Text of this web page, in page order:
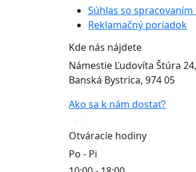
Súhlas so
Reklamačný poriadok
Kde nás nájdete
Námestie Ľudovíta Štúra 24,
Banská Bystrica, 974 05
Ako sa k nám dostať?
Otváracie hodiny
Po - Pi